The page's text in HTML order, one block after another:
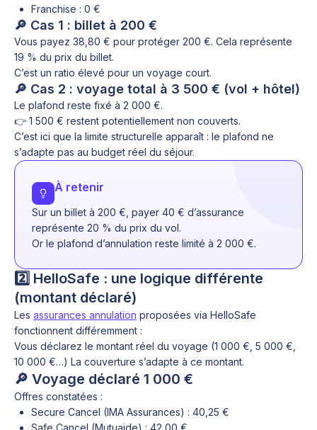
Franchise : 0 €
🔎 Cas 1 : billet à 200 €
Vous payez 38,80 € pour protéger 200 €. Cela représente
19 % du prix du billet.
C’est un ratio élevé pour un voyage court.
🔎 Cas 2 : voyage total à 3 500 € (vol + hôtel)
Le plafond reste fixé à 2 000 €.
👉 1 500 € restent potentiellement non couverts.
C’est ici que la limite structurelle apparaît : le plafond ne
s’adapte pas au budget réel du séjour.
À retenir
Sur un billet à 200 €, payer 40 € d’assurance
représente 20 % du prix du vol.
Or le plafond d’annulation reste limité à 2 000 €.
2️⃣ HelloSafe : une logique différente
(montant déclaré)
Les assurances annulation proposées via HelloSafe
fonctionnent différemment :
Vous déclarez le montant réel du voyage (1 000 €, 5 000 €,
10 000 €…) La couverture s’adapte à ce montant.
🔎 Voyage déclaré 1 000 €
Offres constatées :
Secure Cancel (IMA Assurances) : 40,25 €
Safe Cancel (Mutuaide) : 42,00 €